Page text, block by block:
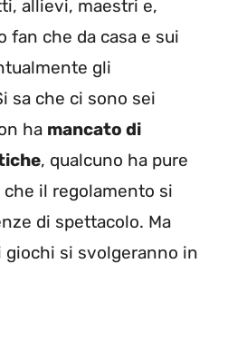
allievi, maestri e,
fan che da casa e sui
gli
sa che ci sono sei
ha mancato di
, qualcuno ha pure
il regolamento si
di spettacolo. Ma
giochi si svolgeranno in